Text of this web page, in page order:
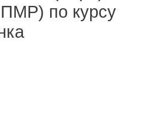
по курсу